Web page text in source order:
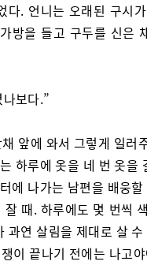
다. 언니는 오래된 구시
방을 들고 구두를 신은
보다.”
앞에 와서 그렇게 일러
하루에 옷을 네 번 옷을
에 나가는 남편을 배웅
때. 하루에도 몇 번씩
과연 살림을 제대로 살
이 끝나기 전에는 나고